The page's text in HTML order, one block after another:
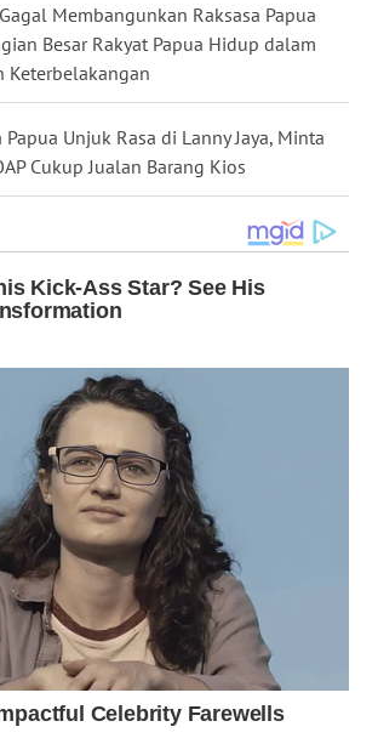
Membangunkan Raksasa Papua
Besar Rakyat Papua Hidup dalam
Keterbelakangan
Unjuk Rasa di Lanny Jaya, Minta
Cukup Jualan Barang Kios